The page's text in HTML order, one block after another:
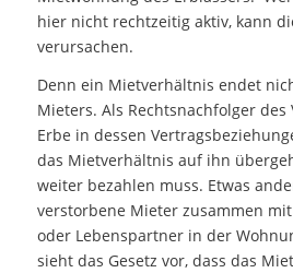
hier nicht rechtzeitig aktiv, kann
verursachen.
Denn ein Mietverhältnis endet
Mieters. Als Rechtsnachfolger
Erbe in dessen
das Mietverhältnis auf ihn
weiter bezahlen muss. Etwas
verstorbene Mieter zusammen
oder Lebenspartner in der
sieht das Gesetz vor, dass das